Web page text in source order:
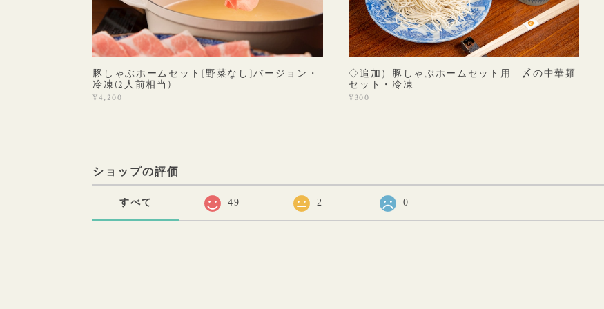
豚しゃぶホームセット[野菜なし]バージョン・
冷凍(2人前相当)
¥4,200
◇追加）豚しゃぶホームセット用 〆の中華麺
セット・冷凍
¥300
ショップの評価
すべて 49 2 0